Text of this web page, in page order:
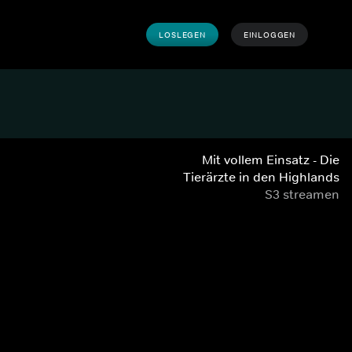
LOSLEGEN EINLOGGEN
Mit vollem Einsatz - Die
Tierärzte in den Highlands
S3 streamen